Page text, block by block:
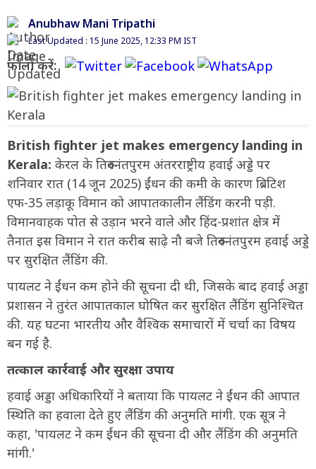
Anubhaw Mani Tripathi
Last Updated : 15 June 2025, 12:33 PM IST
फॉलो करें:
British fighter jet makes emergency landing in
Kerala: केरल के तिरुवनंतपुरम अंतरराष्ट्रीय हवाई अड्डे पर
शनिवार रात (14 जून 2025) ईंधन की कमी के कारण ब्रिटिश
एफ-35 लड़ाकू विमान को आपातकालीन लैंडिंग करनी पड़ी.
विमानवाहक पोत से उड़ान भरने वाले और हिंद-प्रशांत क्षेत्र में
तैनात इस विमान ने रात करीब साढ़े नौ बजे तिरुवनंतपुरम हवाई अड्डे
पर सुरक्षित लैंडिंग की.
पायलट ने ईंधन कम होने की सूचना दी थी, जिसके बाद हवाई अड्डा
प्रशासन ने तुरंत आपातकाल घोषित कर सुरक्षित लैंडिंग सुनिश्चित
की. यह घटना भारतीय और वैश्विक समाचारों में चर्चा का विषय
बन गई है.
तत्काल कार्रवाई और सुरक्षा उपाय
हवाई अड्डा अधिकारियों ने बताया कि पायलट ने ईंधन की आपात
स्थिति का हवाला देते हुए लैंडिंग की अनुमति मांगी. एक सूत्र ने
कहा, 'पायलट ने कम ईंधन की सूचना दी और लैंडिंग की अनुमति
मांगी.'